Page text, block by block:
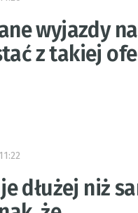
wyjazdy na
z takiej
11:22
dłużej niż